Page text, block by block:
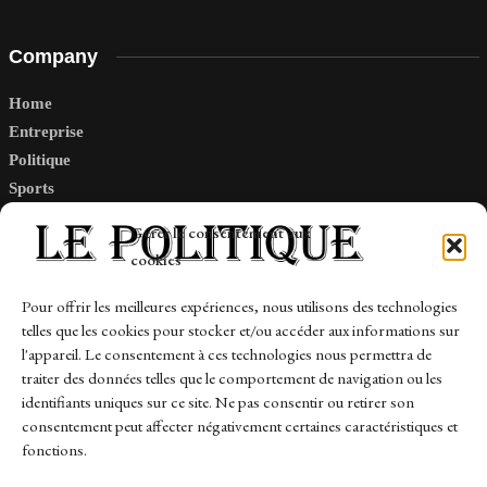
Gérer le consentement aux
cookies
Pour offrir les meilleures expériences, nous utilisons des technologies
telles que les cookies pour stocker et/ou accéder aux informations sur
l'appareil. Le consentement à ces technologies nous permettra de
traiter des données telles que le comportement de navigation ou les
identifiants uniques sur ce site. Ne pas consentir ou retirer son
consentement peut affecter négativement certaines caractéristiques et
fonctions.
Company
Home
Entreprise
Politique
Sports
Links
Contact
Sitemap